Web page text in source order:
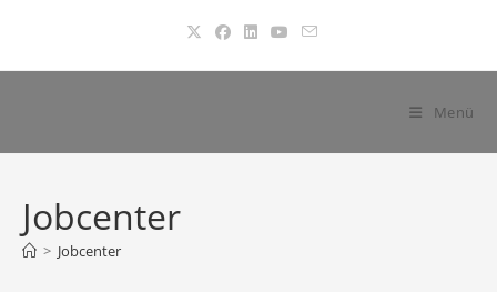
springen
Menü
Jobcenter
> Jobcenter